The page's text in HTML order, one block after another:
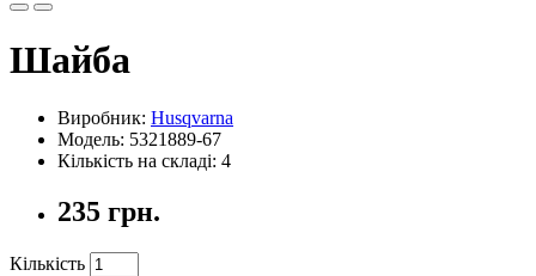
Шайба
Виробник: Husqvarna
Модель: 5321889-67
Кількість на складі: 4
235 грн.
Кількість